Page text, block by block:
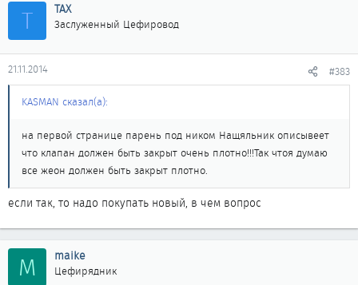
Т ТАХ
Заслуженный Цефировод
21.11.2014 #383
KASMAN сказал(а):
на первой странице парень под ником Нащяльник описывеет
что клапан должен быть закрыт очень плотно!!!Так чтоя думаю
все жеон должен быть закрыт плотно.
если так, то надо покупать новый, в чем вопрос
M maike
Цефирядник